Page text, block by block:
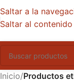
Saltar a la
Saltar al
Inicio/Productos